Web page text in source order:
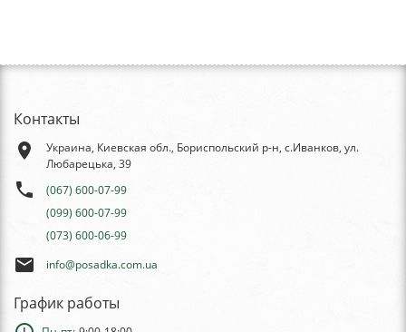
Контакты
place
Украина, Киевская обл., Бориспольский р-н, с.Иванков, ул.
Любарецька, 39
phone
(067) 600-07-99
(099) 600-07-99
(073) 600-06-99
email info@posadka.com.ua
График работы